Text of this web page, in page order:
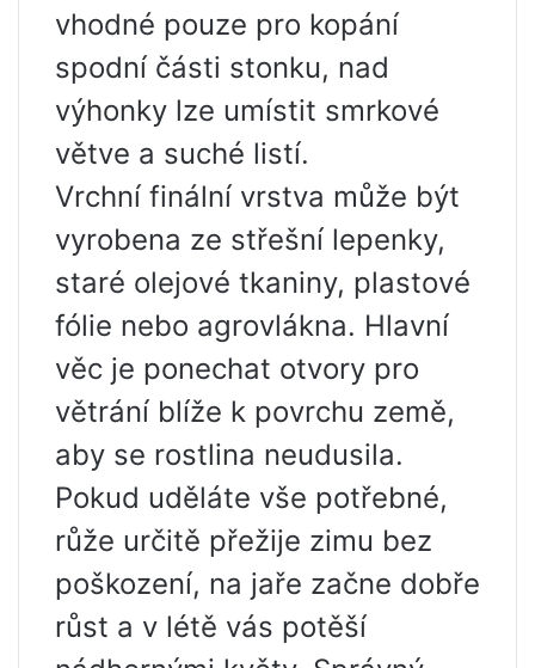
vhodné pouze pro kopání
spodní části stonku, nad
výhonky lze umístit smrkové
větve a suché listí.
Vrchní finální vrstva může být
vyrobena ze střešní lepenky,
staré olejové tkaniny, plastové
fólie nebo agrovlákna. Hlavní
věc je ponechat otvory pro
větrání blíže k povrchu země,
aby se rostlina neudusila.
Pokud uděláte vše potřebné,
růže určitě přežije zimu bez
poškození, na jaře začne dobře
růst a v létě vás potěší